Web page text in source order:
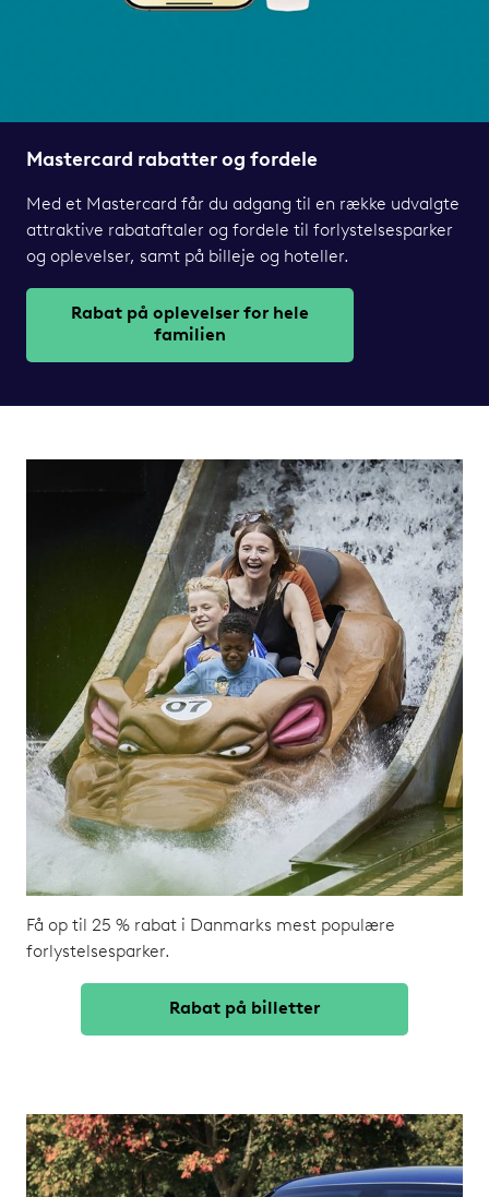
Mastercard rabatter og fordele
Med et Mastercard får du adgang til en række udvalgte
attraktive rabataftaler og fordele til forlystelsesparker
og oplevelser, samt på billeje og hoteller.
Rabat på oplevelser for hele
familien
Få op til 25 % rabat i Danmarks mest populære
forlystelsesparker.
Rabat på billetter